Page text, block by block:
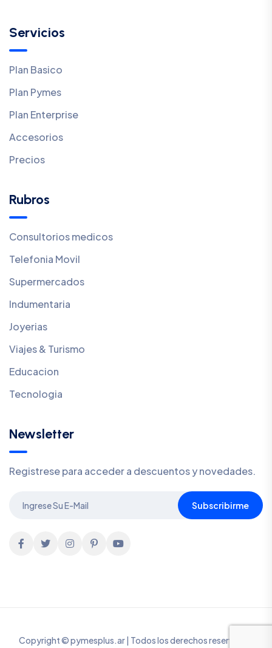
Servicios
Plan Basico
Plan Pymes
Plan Enterprise
Accesorios
Precios
Rubros
Consultorios medicos
Telefonia Movil
Supermercados
Indumentaria
Joyerias
Viajes & Turismo
Educacion
Tecnologia
Newsletter
Registrese para acceder a descuentos y novedades.
Subscribirme
Copyright © pymesplus.ar | Todos los derechos reservados